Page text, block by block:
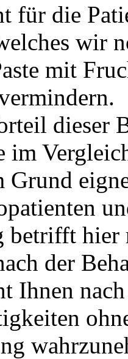
für die
wir
mit
dieser
im
Grund
betrifft hier
der
Ihnen